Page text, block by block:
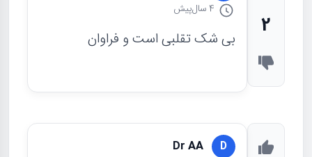
2
4 سال پیش
بی شک تقلبی است و فراوان
D
Dr AA